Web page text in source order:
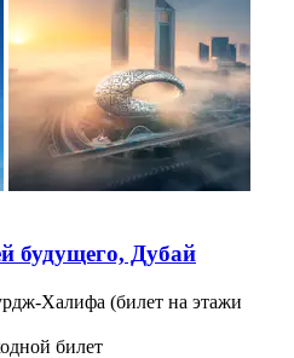
будущего, Дубай
Халифа (билет на этажи
билет